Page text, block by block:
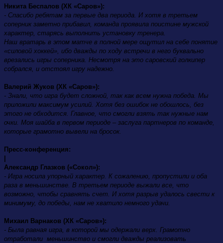
Никита Беспалов (ХК «Саров»):
- Спасибо ребятам за первые два периода. И хотя в третьем
соперник заметно прибавил, команда проявила поистине мужской
характер, старясь выполнить установку тренера.
Наш вратарь в этом матче в полной мере ощутил на себе понятие
«силовой хоккей», ибо дважды по ходу встречи в него буквально
врезались игры соперника. Несмотря на это саровский голкипер
собрался, и отстоял игру надежно.
Валерий Жуков (ХК «Саров»):
- Знали, что игра будет сложной, так как всем нужна победа. Мы
приложили максимум усилий. Хотя без ошибок не обошлось, без
этого не обходится. Главное, что смогли взять так нужные нам
очки. Моя шайба в первом периоде – заслуга партнеров по команде,
которые грамотно вывели на бросок.
Пресс-конференция:
Александр Глазков («Сокол»):
- Игра носила упорный характер. К сожалению, пропустили и оба
раза в меньшинстве. В третьем периоде выжали все, что
возможно, чтобы сравнять счет. И хотя разрыв удалось свести к
минимуму, до победы, нам не хватило немного удачи.
Михаил Варнаков (ХК «Саров»):
- Была равная игра, в которой мы одержали верх. Грамотно
отработали меньшинство и смогли дважды реализовать